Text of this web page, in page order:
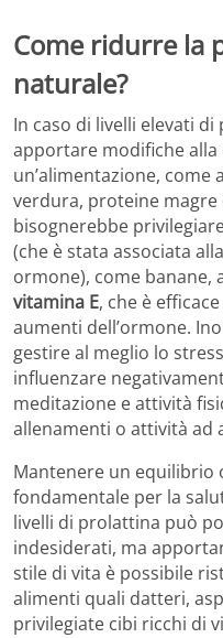
Come ridurre la
naturale?
In caso di livelli elevati
apportare modifiche alla
un’alimentazione,
verdura, proteine magre
bisognerebbe
(che è stata associata
ormone), come banane,
vitamina E, che è
aumenti dell’ormone.
gestire al meglio lo
influenzare
meditazione e attività
allenamenti o attività ad
Mantenere un equilibrio
fondamentale per la
livelli di prolattina può
indesiderati, ma
stile di vita è possibile
alimenti quali datteri,
privilegiate cibi ricchi di